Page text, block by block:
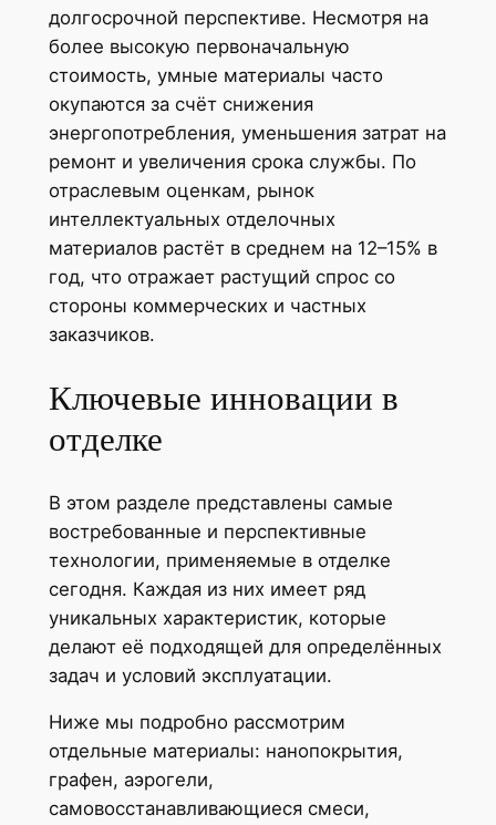
долгосрочной перспективе. Несмотря на
более высокую первоначальную
стоимость, умные материалы часто
окупаются за счёт снижения
энергопотребления, уменьшения затрат на
ремонт и увеличения срока службы. По
отраслевым оценкам, рынок
интеллектуальных отделочных
материалов растёт в среднем на 12–15% в
год, что отражает растущий спрос со
стороны коммерческих и частных
заказчиков.
Ключевые инновации в
отделке
В этом разделе представлены самые
востребованные и перспективные
технологии, применяемые в отделке
сегодня. Каждая из них имеет ряд
уникальных характеристик, которые
делают её подходящей для определённых
задач и условий эксплуатации.
Ниже мы подробно рассмотрим
отдельные материалы: нанопокрытия,
графен, аэрогели,
самовосстанавливающиеся смеси,